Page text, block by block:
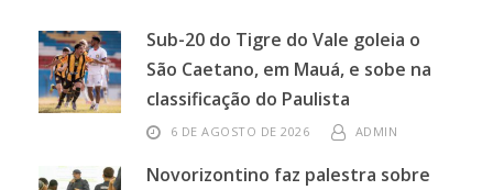
Sub-20 do Tigre do Vale goleia o
São Caetano, em Mauá, e sobe na
classificação do Paulista
6 DE AGOSTO DE 2026 ADMIN
Novorizontino faz palestra sobre